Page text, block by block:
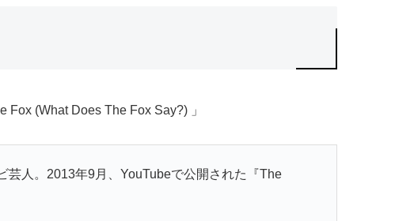
(What Does The Fox Say?) 」
人。2013年9月、YouTubeで公開された『The